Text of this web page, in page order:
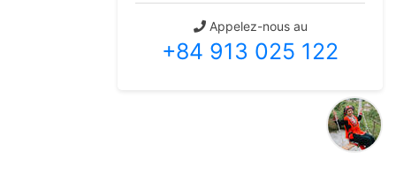
Appelez-nous au
+84 913 025 122